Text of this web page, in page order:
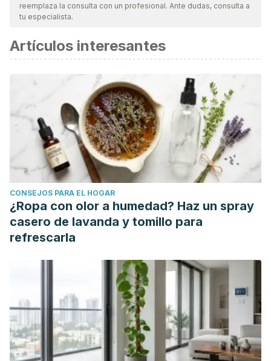
vigencia y validez.La bibliografía de este artículo fue
científica.
Aspirin, Sodium Bicarbonate, And Citric Acid (Oral Route)
Description and Brand Names - Mayo Clinic.
(2024).
https://www.mayoclinic.org/
Garg, V., Narang, P., & Taneja, R. (2022). Antacids revisited:
review on contemporary facts and relevance for self-
management.Journal Of International Medical Research,
50(3), 030006052210864.
https://journals.sagepub.com/doi/full/10.1177/
Graves, A. Qualmann, K. (2018). The Science of Baking
Soda.
ACS Publications Chemistry Blog.
https://axial.acs.org/cross-disciplinary-concepts/the-
Katakam, Prakash & Tantosh, Noha & Eshy, Awatef & Rajab,
Laila & Elfituri, Abdulbaset. (2010). A Comparative Study of
the Acid Neutralizing Capacity of Various Commercially
Available Antacid Formulations in Libya. Libyan Journal of
Medical Research.7. 41-49.
https://www.researchgate.net/publication/
reemplaza la consulta con un profesional. Ante dudas, consulta a
tu especialista.
Artículos interesantes
CONSEJOS PARA EL HOGAR
¿Ropa con olor a humedad? Haz un spray
casero de lavanda y tomillo para
refrescarla